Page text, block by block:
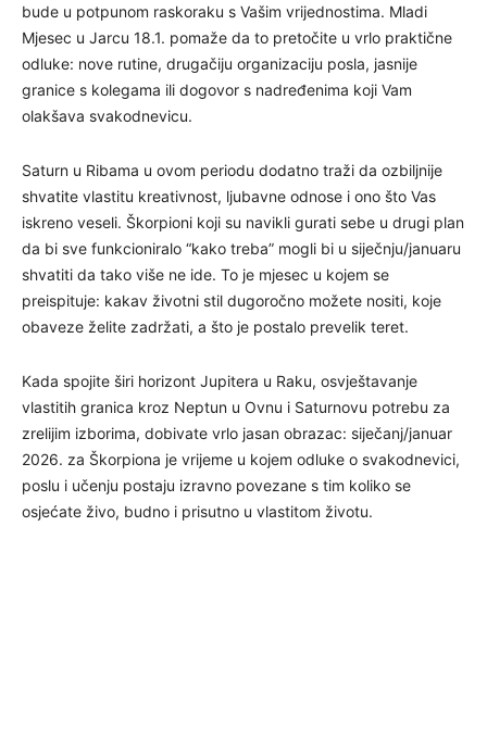
bude u potpunom raskoraku s Vašim vrijednostima. Mladi
Mjesec u Jarcu 18.1. pomaže da to pretočite u vrlo praktične
odluke: nove rutine, drugačiju organizaciju posla, jasnije
granice s kolegama ili dogovor s nadređenima koji Vam
olakšava svakodnevicu.
Saturn u Ribama u ovom periodu dodatno traži da ozbiljnije
shvatite vlastitu kreativnost, ljubavne odnose i ono što Vas
iskreno veseli. Škorpioni koji su navikli gurati sebe u drugi plan
da bi sve funkcioniralo “kako treba” mogli bi u siječnju/januaru
shvatiti da tako više ne ide. To je mjesec u kojem se
preispituje: kakav životni stil dugoročno možete nositi, koje
obaveze želite zadržati, a što je postalo prevelik teret.
Kada spojite širi horizont Jupitera u Raku, osvještavanje
vlastitih granica kroz Neptun u Ovnu i Saturnovu potrebu za
zrelijim izborima, dobivate vrlo jasan obrazac: siječanj/januar
2026. za Škorpiona je vrijeme u kojem odluke o svakodnevici,
poslu i učenju postaju izravno povezane s tim koliko se
osjećate živo, budno i prisutno u vlastitom životu.